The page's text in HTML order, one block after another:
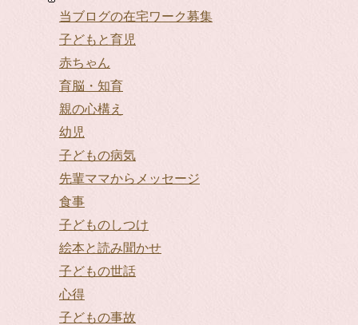
当ブログの在宅ワーク募集
子どもと育児
赤ちゃん
育脳・知育
親の心構え
幼児
子どもの病気
先輩ママからメッセージ
食事
子どものしつけ
絵本と読み聞かせ
子どもの世話
心得
子どもの事故